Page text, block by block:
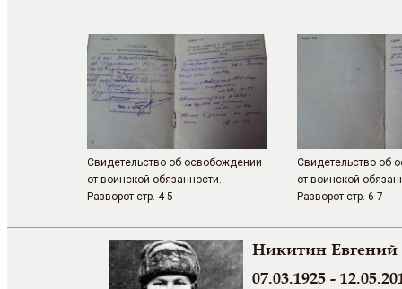
Свидетельство об освобождении
от воинской обязанности.
Разворот стр. 4-5
Свидетельство об
от воинской
Разворот стр. 6-7
Никитин Евгений
07.03.1925 -